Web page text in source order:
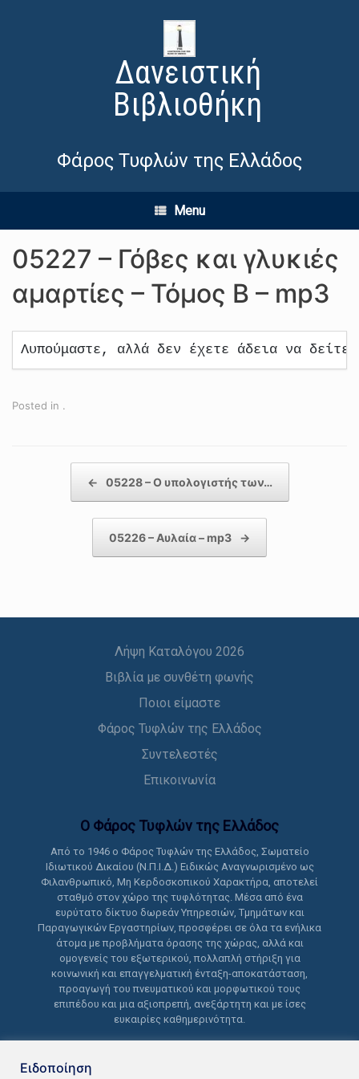
Δανειστική
Βιβλιοθήκη
Φάρος Τυφλών της Ελλάδος
Menu
05227 – Γόβες και γλυκιές
αμαρτίες – Τόμος Β – mp3
Λυπούμαστε, αλλά δεν έχετε άδεια να δείτε
Posted in .
← 05228 – Ο υπολογιστής των…
05226 – Αυλαία – mp3 →
Λήψη Καταλόγου 2026
Βιβλία με συνθέτη φωνής
Ποιοι είμαστε
Φάρος Τυφλών της Ελλάδος
Συντελεστές
Επικοινωνία
Ο Φάρος Τυφλών της Ελλάδoς
Από το 1946 ο Φάρος Τυφλών της Ελλάδος, Σωματείο
Ιδιωτικού Δικαίου (Ν.Π.Ι.Δ.) Ειδικώς Αναγνωρισμένο ως
Φιλανθρωπικό, Μη Κερδοσκοπικού Χαρακτήρα, αποτελεί
σταθμό στον χώρο της τυφλότητας. Μέσα από ένα
ευρύτατο δίκτυο δωρεάν Υπηρεσιών, Τμημάτων και
Παραγωγικών Εργαστηρίων, προσφέρει σε όλα τα ενήλικα
άτομα με προβλήματα όρασης της χώρας, αλλά και
ομογενείς του εξωτερικού, πολλαπλή στήριξη για
κοινωνική και επαγγελματική ένταξη-αποκατάσταση,
προαγωγή του πνευματικού και μορφωτικού τους
επιπέδου και μια αξιοπρεπή, ανεξάρτητη και με ίσες
ευκαιρίες καθημερινότητα.
Ειδοποίηση